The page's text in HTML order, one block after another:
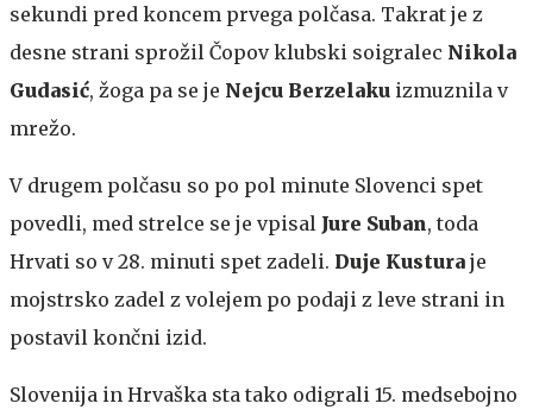
sekundi pred koncem prvega polčasa. Takrat je z
desne strani sprožil Čopov klubski soigralec Nikola
Gudasić, žoga pa se je Nejcu Berzelaku izmuznila v
mrežo.
V drugem polčasu so po pol minute Slovenci spet
povedli, med strelce se je vpisal Jure Suban, toda
Hrvati so v 28. minuti spet zadeli. Duje Kustura je
mojstrsko zadel z volejem po podaji z leve strani in
postavil končni izid.
Slovenija in Hrvaška sta tako odigrali 15. medsebojno